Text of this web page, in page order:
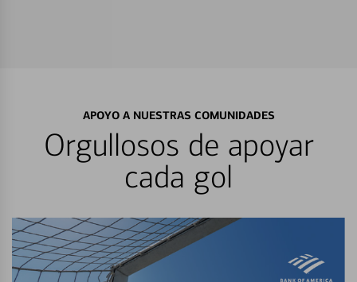
APOYO A NUESTRAS COMUNIDADES
Orgullosos de apoyar
cada gol